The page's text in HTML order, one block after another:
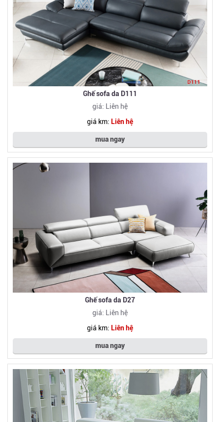
Ghế sofa da D111
giá: Liên hệ
giá km: Liên hệ
mua ngay
Ghế sofa da D27
giá: Liên hệ
giá km: Liên hệ
mua ngay